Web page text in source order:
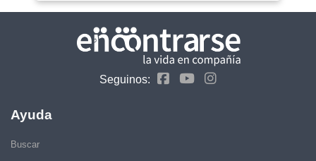
Seguinos:
Ayuda
Buscar